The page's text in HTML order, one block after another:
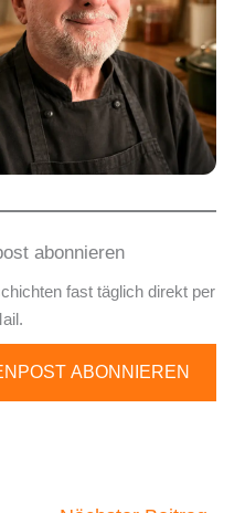
abonnieren
fast täglich direkt per
ABONNIEREN